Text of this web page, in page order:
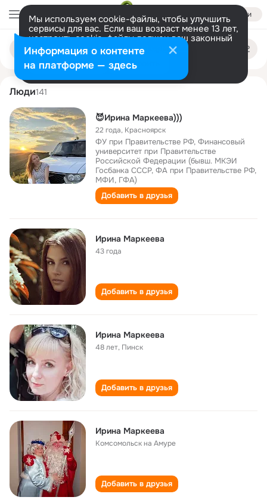
Войти
Мы используем cookie-файлы, чтобы улучшить
сервисы для вас. Если ваш возраст менее 13 лет,
настроить cookie-файлы должен ваш законный
представитель. Больше информации
Разрешить все Настроить
Поиск
людям
irina markeeva
Люди141
😈Ирина Маркеева)))
22 года, Красноярск
ФУ при Правительстве РФ, Финансовый
университет при Правительстве
Российской Федерации (бывш. МКЭИ
Госбанка СССР, ФА при Правительстве РФ,
МФИ, ГФА)
Добавить в друзья
Ирина Маркеева
43 года
Добавить в друзья
Ирина Маркеева
48 лет, Пинск
Добавить в друзья
Ирина Маркеева
Комсомольск на Амуре
Добавить в друзья
Информация о контенте
на платформе — здесь